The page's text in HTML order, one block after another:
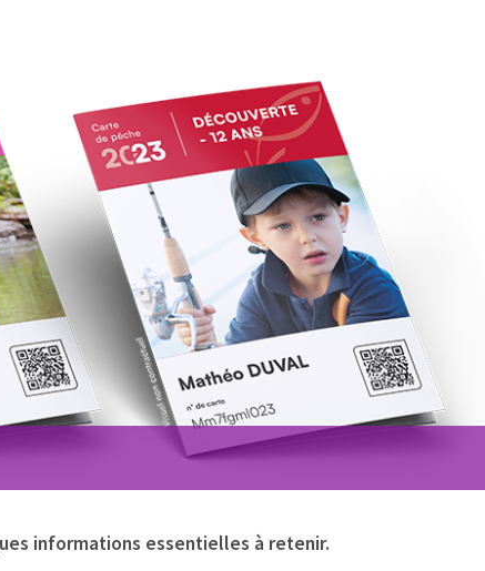
informations essentielles à retenir.